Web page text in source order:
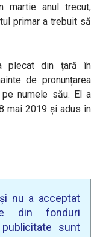
martie anul trecut,
primar a trebuit să
plecat din țară în
de pronunțarea
numele său. El a
mai 2019 și adus în
nu a acceptat
din fonduri
sunt